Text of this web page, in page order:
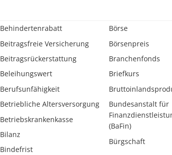
Behindertenrabatt
Beitragsfreie Versicherung
Beitragsrückerstattung
Beleihungswert
Berufsunfähigkeit
Betriebliche Altersversorgung
Betriebskrankenkasse
Bilanz
Bindefrist
Börse
Börsenpreis
Branchenfonds
Briefkurs
Bundesanstalt für
(BaFin)
Bürgschaft